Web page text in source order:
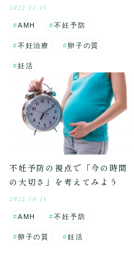
2022.11.15
AMH 不妊予防
不妊治療 卵子の質
妊活
不妊予防の視点で「今の時間
の大切さ」を考えてみよう
2022.10.15
AMH 不妊予防
卵子の質 妊活